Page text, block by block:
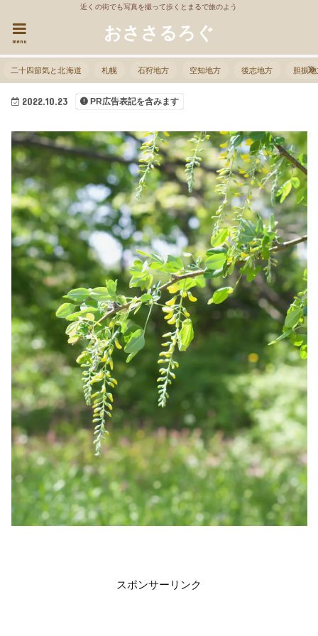
近くの街でも写真を撮って歩くとまるで旅のよう
おささるろぐ
menu
二十四節気と北海道 札幌 石狩地方 空知地方 後志地方 胆振
2022.10.23 PR広告表記を含みます
スポンサーリンク